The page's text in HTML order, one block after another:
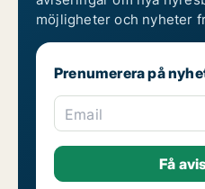
möjligheter och nyheter
Prenumerera på
Email